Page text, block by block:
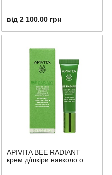
від 2 100.00 грн
APIVITA BEE RADIANT
крем д/шкіри навколо о...